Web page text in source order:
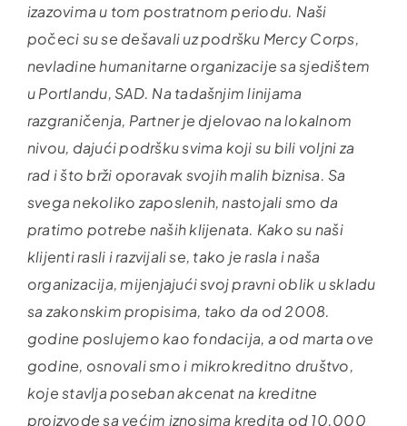
izazovima u tom postratnom periodu. Naši
počeci su se dešavali uz podršku Mercy Corps,
nevladine humanitarne organizacije sa sjedištem
u Portlandu, SAD. Na tadašnjim linijama
razgraničenja, Partner je djelovao na lokalnom
nivou, dajući podršku svima koji su bili voljni za
rad i što brži oporavak svojih malih biznisa. Sa
svega nekoliko zaposlenih, nastojali smo da
pratimo potrebe naših klijenata. Kako su naši
klijenti rasli i razvijali se, tako je rasla i naša
organizacija, mijenjajući svoj pravni oblik u skladu
sa zakonskim propisima, tako da od 2008.
godine poslujemo kao fondacija, a od marta ove
godine, osnovali smo i mikrokreditno društvo,
koje stavlja poseban akcenat na kreditne
proizvode sa većim iznosima kredita od 10.000